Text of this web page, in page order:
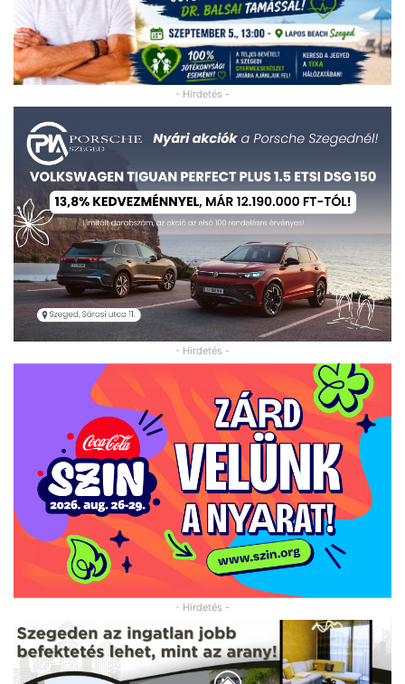
- Hirdetés -
- Hirdetés -
- Hirdetés -